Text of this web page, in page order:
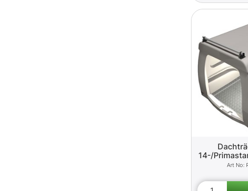
14-/